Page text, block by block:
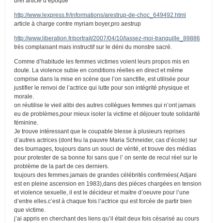
http://www.lexpress.fr/informations/arestrup-de-choc_649492.html
article à charge contre myriam boyer,pro aestrup
http://www.liberation.fr/portrait/2007/04/10/lassez-moi-tranquille_89886
très complaisant mais instructif sur le déni du monstre sacré.
Comme d’habitude les femmes victimes voient leurs propos mis en
doute. La violence subie en conditions réelles en direct et même
comprise dans la mise en scène que l’on sanctifie, est utilisée pour
justifier le renvoi de l’actrice qui lutte pour son intégrité physique et
morale.
on réutilise le vieil alibi des autres collègues femmes qui n’ont jamais
eu de problèmes,pour mieux isoler la victime et déjouer toute solidarité
féminine.
Je trouve intéressant que le coupable blesse à plusieurs reprises
d’autres actrices (dont feu la pauvre Maria Schneider, cas d’école) sur
des tournages, toujours dans un souci de vérité, et trouve des médias
pour protester de sa bonne foi sans que l’ on sente de recul réel sur le
problème de la part de ces derniers.
toujours des femmes.jamais de grandes célébrités confirmées( Adjani
est en pleine ascension en 1983),dans des pièces chargées en tension
et violence sexuelle, il est le décideur et maitre d’oeuvre pour l’une
d’entre elles.c’est à chaque fois l’actrice qui est forcée de partir bien
que victime.
j’ai appris en cherchant des liens qu’il était deux fois césarisé au cours